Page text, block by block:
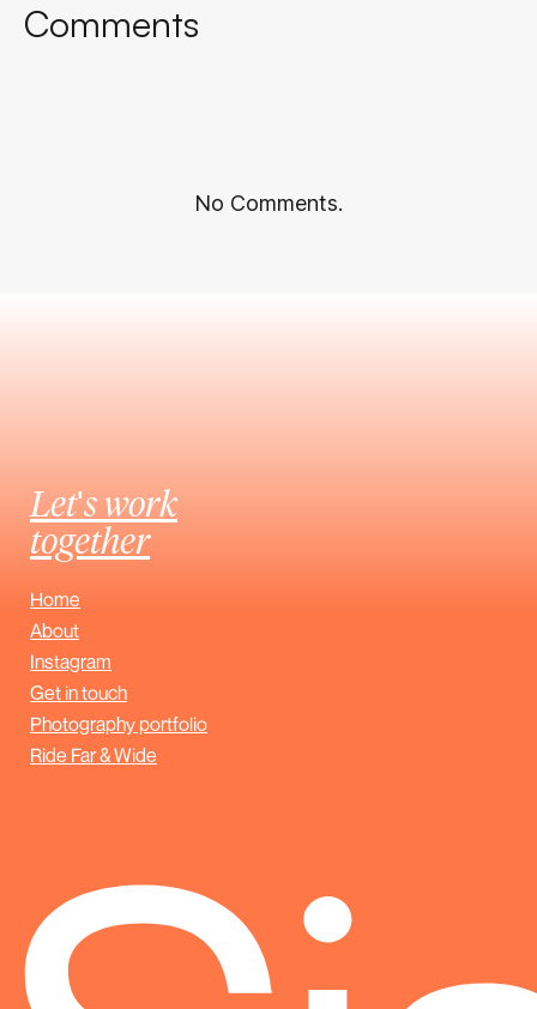
Comments
No Comments.
Let's work
together
Home
About
Instagram
Get in touch
Photography portfolio
Ride Far & Wide